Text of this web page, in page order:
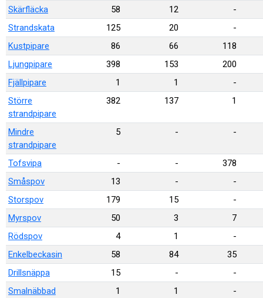
Skärfläcka
58 12
-
Strandskata
125 20
-
Kustpipare
86 66
118
Ljungpipare
398 153
200
Fjällpipare
1 1
-
Större
strandpipare
382 137 1
Mindre
strandpipare
5 - -
Tofsvipa - -
378
Småspov
13 -
-
Storspov
179 15
-
Myrspov
50 3
7
Rödspov
4 1
-
Enkelbeckasin
58 84
35
Drillsnäppa
15 -
-
Smalnäbbad
1 1 -